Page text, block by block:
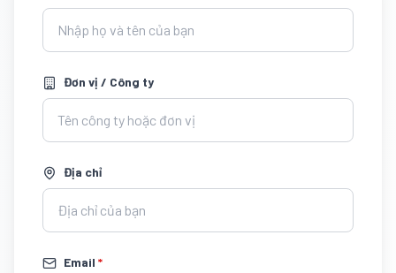
Đơn vị / Công ty
Địa chỉ
Email *